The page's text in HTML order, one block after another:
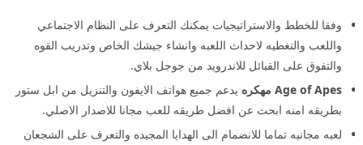
وفقا للخطط والاستراتيجيات يمكنك التعرف على النظام الاجتماعي
واللعب والتغطيه لاحداث اللعبه وانشاء جيشك الخاص وتدريب القوه
والتفوق على القبائل للاندرويد من جوجل بلاي.
Age of Apes مهكره
يدعم جميع هواتف الايفون والتنزيل من ابل ستور
بطريقه امنه ابحث عن افضل طريقه للعب مجانا للاصدار الاصلي.
لعبه مجانيه تماما للانضمام الى الهدايا المجيده والتعرف على الشجعان